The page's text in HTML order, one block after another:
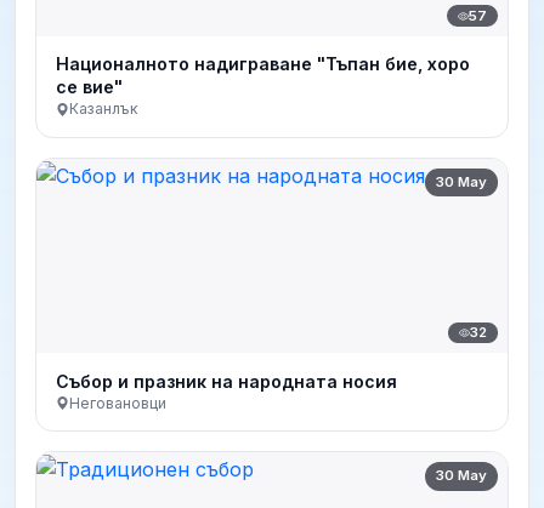
57
Националното надиграване "Тъпан бие, хоро
се вие"
Казанлък
30 May
32
Събор и празник на народната носия
Неговановци
30 May